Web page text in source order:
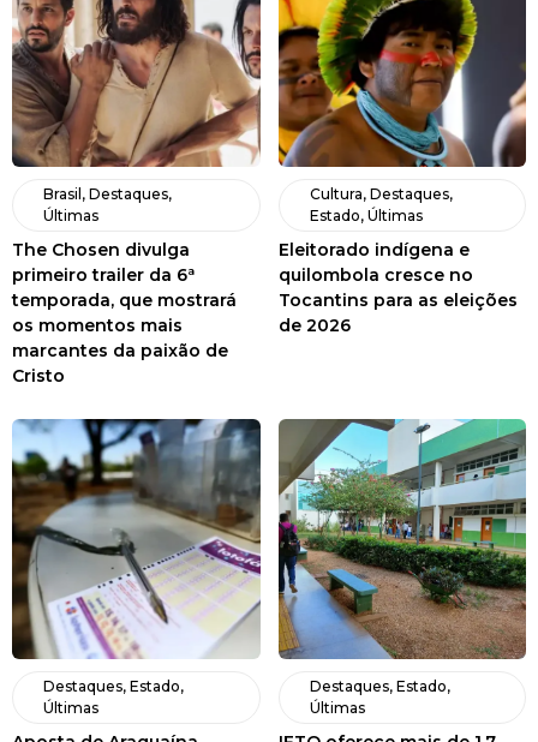
Brasil , Destaques,
Últimas
The Chosen divulga
primeiro trailer da 6ª
temporada, que mostrará
os momentos mais
marcantes da paixão de
Cristo
Cultura, Destaques,
Estado, Últimas
Eleitorado indígena e
quilombola cresce no
Tocantins para as eleições
de 2026
Destaques, Estado,
Últimas
Destaques, Estado,
Últimas